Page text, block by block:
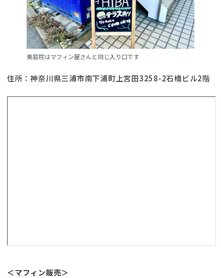
美容院はマフィン屋さんと同じ入り口です
住所：神奈川県三浦市南下浦町上宮田3258-2石橋ビル2階
＜マフィン販売＞